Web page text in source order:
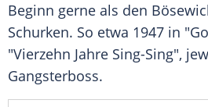
Beginn gerne als den
Schurken. So etwa 1947 in
"Vierzehn Jahre Sing-Sing",
Gangsterboss.